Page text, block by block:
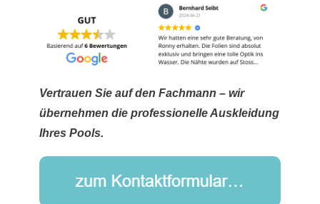
Vertrauen Sie auf den Fachmann – wir
übernehmen die professionelle Auskleidung
Ihres Pools.